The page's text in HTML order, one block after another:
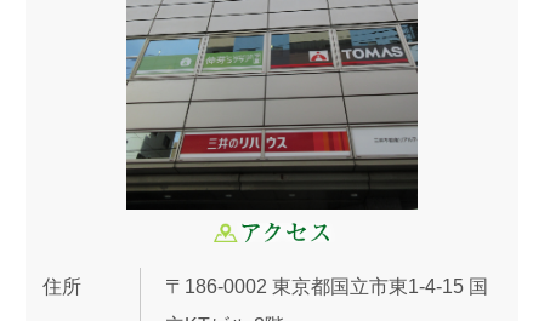
住所
〒186-0002 東京都国立市東1-4-15 国